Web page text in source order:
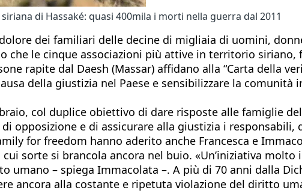
di Hassaké: quasi 400mila i morti nella guerra dal 2011
dei familiari delle decine di migliaia di uomini,
le cinque associazioni più attive in territorio siriano,
rapite dal Daesh (Massar) affidano alla “Carta della
della giustizia nel Paese e sensibilizzare la comunità
col duplice obiettivo di dare risposte alle famiglie
opposizione e di assicurare alla giustizia i
for freedom hanno aderito anche Francesca e
sorte si brancola ancora nel buio. «Un’iniziativa
– spiega Immacolata –. A più di 70 anni dalla
ancora alla costante e ripetuta violazione del diritto